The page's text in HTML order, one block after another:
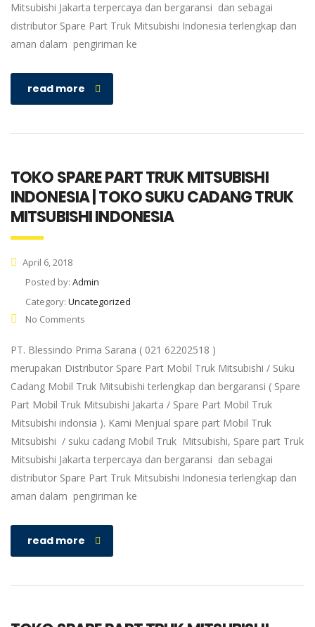
Mitsubishi Jakarta terpercaya dan bergaransi dan sebagai
distributor Spare Part Truk Mitsubishi Indonesia terlengkap dan
aman dalam pengiriman ke
read more
TOKO SPARE PART TRUK MITSUBISHI
INDONESIA | TOKO SUKU CADANG TRUK
MITSUBISHI INDONESIA
April 6, 2018
Posted by: Admin
Category: Uncategorized
No Comments
PT. Blessindo Prima Sarana ( 021 62202518 )
merupakan Distributor Spare Part Mobil Truk Mitsubishi / Suku
Cadang Mobil Truk Mitsubishi terlengkap dan bergaransi ( Spare
Part Mobil Truk Mitsubishi Jakarta / Spare Part Mobil Truk
Mitsubishi indonsia ). Kami Menjual spare part Mobil Truk
Mitsubishi / suku cadang Mobil Truk Mitsubishi, Spare part Truk
Mitsubishi Jakarta terpercaya dan bergaransi dan sebagai
distributor Spare Part Truk Mitsubishi Indonesia terlengkap dan
aman dalam pengiriman ke
read more